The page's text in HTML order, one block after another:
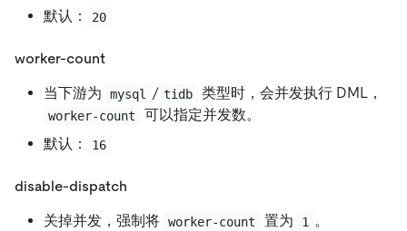
默认：
20
worker-count
当下游为
mysql / tidb 类型时，会并发执行 DML，
worker-count
可以指定并发数。
默认：
16
disable-dispatch
关掉并发，强制将 worker-count 置为 1 。